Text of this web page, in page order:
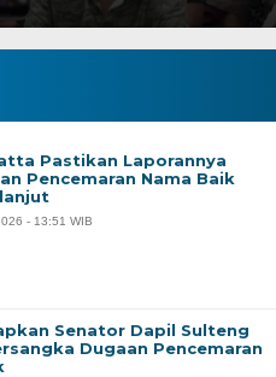
Pastikan Laporannya
Pencemaran Nama Baik
- 13:51 WIB
Senator Dapil Sulteng
Dugaan Pencemaran